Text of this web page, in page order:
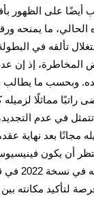
أيضًا على الظهور
ما يمنحه
تألقه في
إذ إن
. وبحسب ما يطالب
مجانًا بعد نهاية
أن يكون
لتأكيد مكانته